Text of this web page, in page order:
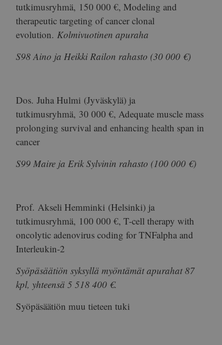
tutkimusryhmä, 150 000 €, Modeling and
therapeutic targeting of cancer clonal
evolution. Kolmivuotinen apuraha
S98 Aino ja Heikki Railon rahasto (30 000 €)
Dos. Juha Hulmi (Jyväskylä) ja
tutkimusryhmä, 30 000 €, Adequate muscle mass
prolonging survival and enhancing health span in
cancer
S99 Maire ja Erik Sylvinin rahasto (100 000 €)
Prof. Akseli Hemminki (Helsinki) ja
tutkimusryhmä, 100 000 €, T-cell therapy with
oncolytic adenovirus coding for TNFalpha and
Interleukin-2
Syöpäsäätiön syksyllä myöntämät apurahat 87
kpl, yhteensä 5 518 400 €.
Syöpäsäätiön muu tieteen tuki